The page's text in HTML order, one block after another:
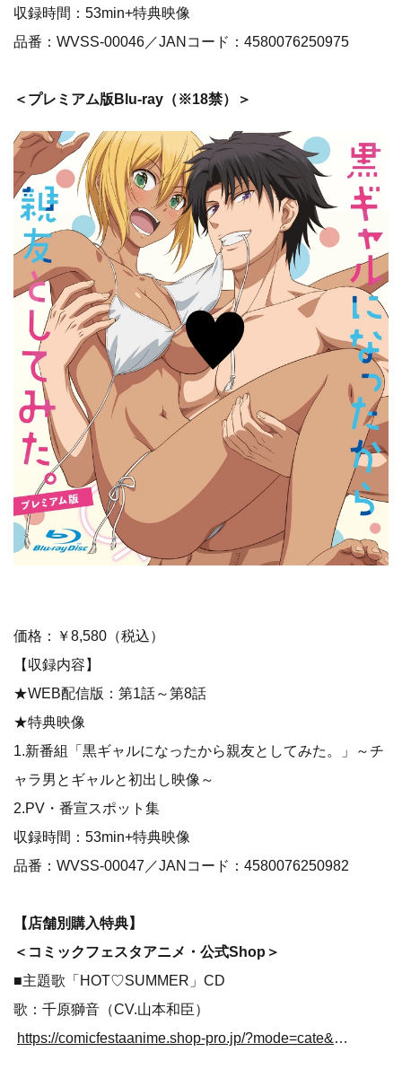
収録時間：53min+特典映像
品番：WVSS-00046／JANコード：4580076250975
＜プレミアム版Blu-ray（※18禁）＞
価格：￥8,580（税込）
【収録内容】
★WEB配信版：第1話～第8話
★特典映像
1.新番組「黒ギャルになったから親友としてみた。」～チ
ャラ男とギャルと初出し映像～
2.PV・番宣スポット集
収録時間：53min+特典映像
品番：WVSS-00047／JANコード：4580076250982
【店舗別購入特典】
＜コミックフェスタアニメ・公式Shop＞
■主題歌「HOT♡SUMMER」CD
歌：千原獅音（CV.山本和臣）
https://comicfestaanime.shop-pro.jp/?mode=cate&cbid=2711206&csid=0&sort=n